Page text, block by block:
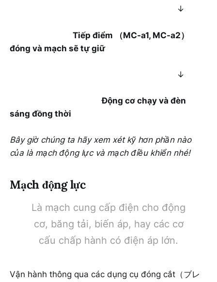
↓
Tiếp điểm （MC-a1, MC-a2）
đóng và mạch sẽ tự giữ
↓
Động cơ chạy và đèn
sáng đồng thời
Bây giờ chúng ta hãy xem xét kỹ hơn phần nào
của là mạch động lực và mạch điều khiển nhé!
Mạch động lực
Là mạch cung cấp điện cho động
cơ, băng tải, biến áp, hay các cơ
cấu chấp hành có điện áp lớn.
Vận hành thông qua các dụng cụ đóng cắt（ブレ